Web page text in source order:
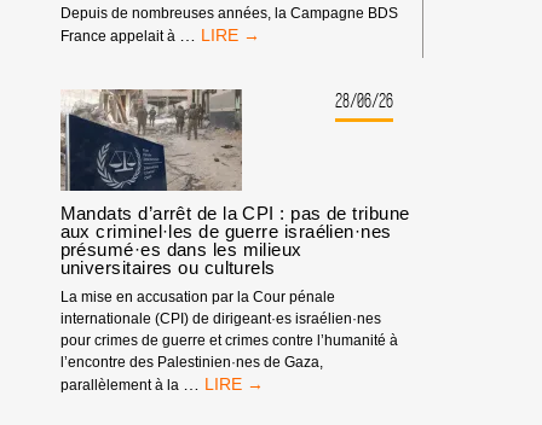
Depuis de nombreuses années, la Campagne BDS
France appelait à
TOUR
:
PAS
D’ÉQUIPE
ISRAÉLIENNE
!
28/06/26
Mandats d’arrêt de la CPI : pas de tribune
aux criminel·les de guerre israélien·nes
présumé·es dans les milieux
universitaires ou culturels
La mise en accusation par la Cour pénale
internationale (CPI) de dirigeant·es israélien·nes
pour crimes de guerre et crimes contre l’humanité à
l’encontre des Palestinien·nes de Gaza,
parallèlement à la
MANDATS